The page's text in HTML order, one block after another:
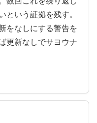
という証拠を残す。
をなしにする警告を
更新なしでサヨウナ